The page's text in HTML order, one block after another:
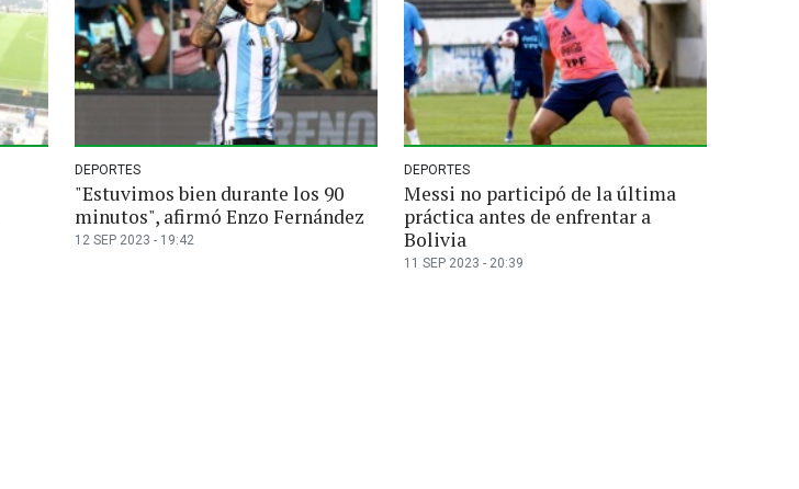
DEPORTES
"Estuvimos bien durante los 90
minutos", afirmó Enzo Fernández
12 SEP 2023 - 19:42
DEPORTES
Messi no participó de la última
práctica antes de enfrentar a
Bolivia
11 SEP 2023 - 20:39